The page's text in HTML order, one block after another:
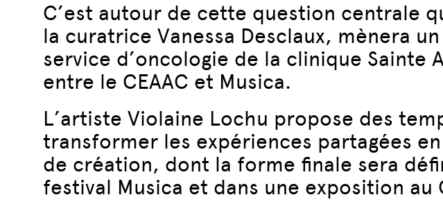
C’est autour de cette question centrale
la curatrice Vanessa Desclaux, mènera
service d’oncologie de la clinique Sainte
entre le CEAAC et Musica.
L’artiste Violaine Lochu propose des
transformer les expériences partagées
de création, dont la forme finale sera
festival Musica et dans une exposition au